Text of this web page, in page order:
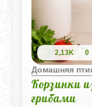
2,13K 0
Домашняя
Корзинки
грибами